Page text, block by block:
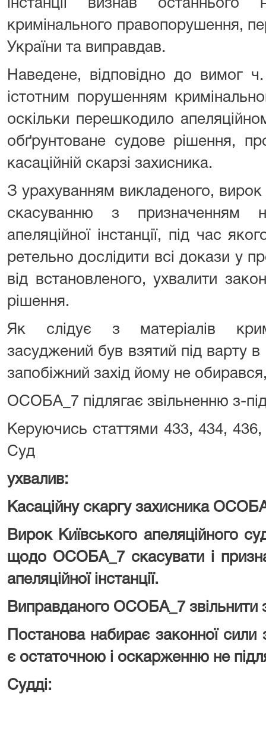
інстанції визнав
кримінального правопорушення,
України та виправдав.
Наведене, відповідно до вимог
істотним порушенням
оскільки перешкодило
обґрунтоване судове рішення,
касаційній скарзі захисника.
З урахуванням викладеного, вирок
скасуванню з призначенням
апеляційної інстанції, під час
ретельно дослідити всі докази у
від встановленого, ухвалити
рішення.
Як слідує з матеріалів
засуджений був взятий під варту
запобіжний захід йому не
ОСОБА_7 підлягає звільненню з-
Керуючись статтями 433, 434,
Суд
ухвалив:
Касаційну скаргу захисника
Вирок Київського апеляційного
щодо ОСОБА_7 скасувати і
апеляційної інстанції.
Виправданого ОСОБА_7 звільнити
Постанова набирає законної
є остаточною і оскарженню не
Судді: